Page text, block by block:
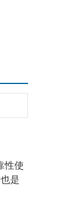
性使
是